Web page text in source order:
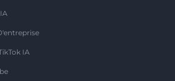
IA